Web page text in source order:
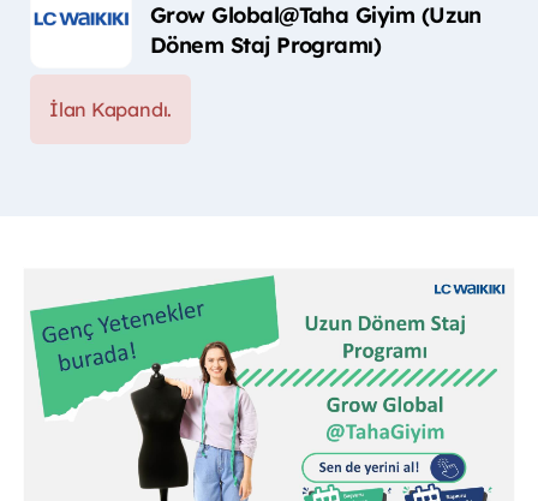
Grow Global@Taha Giyim (Uzun
Dönem Staj Programı)
İlan Kapandı.